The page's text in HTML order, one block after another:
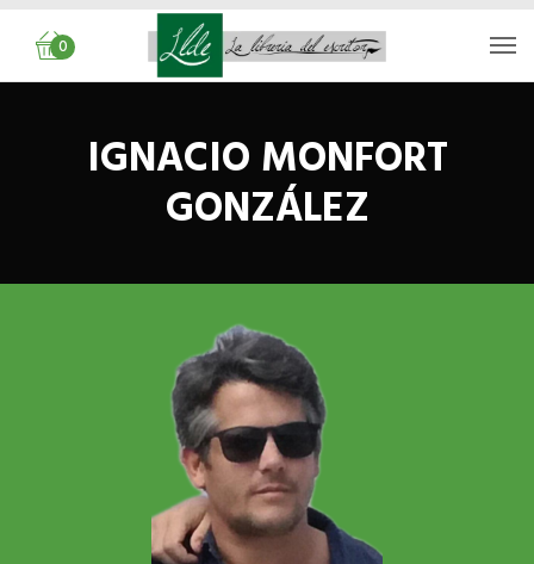
0
IGNACIO MONFORT
GONZÁLEZ